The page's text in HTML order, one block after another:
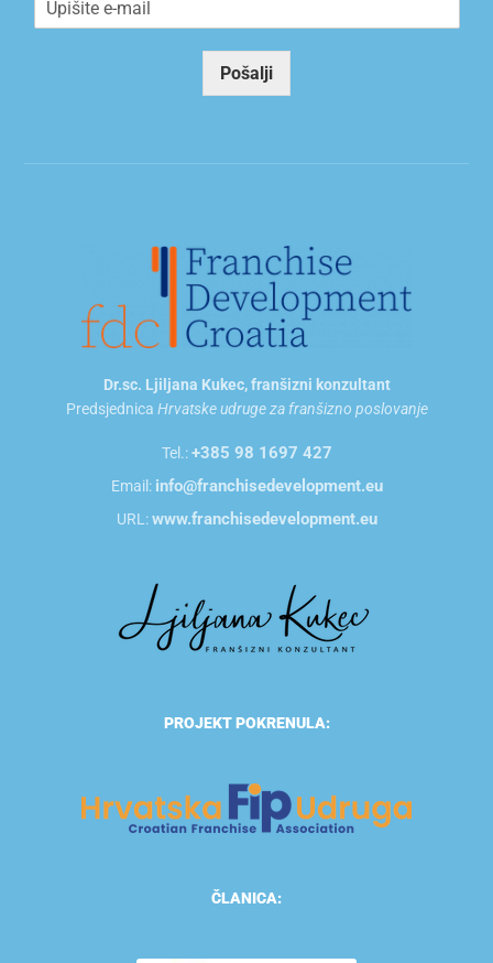
m
Pošalji
Dr.sc. Ljiljana Kukec, franšizni konzultant
Predsjednica Hrvatske udruge za franšizno poslovanje
Tel.:+385 98 1697 427
Email: info@franchisedevelopment.eu
URL:www.franchisedevelopment.eu
PROJEKT POKRENULA:
ČLANICA: